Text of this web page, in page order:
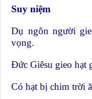
Suy niệm
Dụ ngôn người
vọng.
Ðức Giêsu gieo hạt
Có hạt bị chim trời